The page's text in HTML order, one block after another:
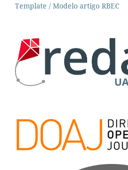
Template / Modelo artigo RBEC